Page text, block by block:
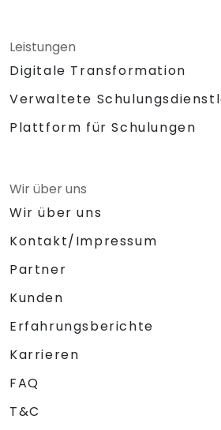
Leistungen
Digitale Transformation
Verwaltete
Plattform für Schulungen
Wir über uns
Wir über uns
Kontakt/Impressum
Partner
Kunden
Erfahrungsberichte
Karrieren
FAQ
T&C